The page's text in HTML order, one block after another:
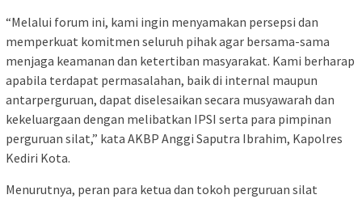
“Melalui forum ini, kami ingin menyamakan persepsi dan
memperkuat komitmen seluruh pihak agar bersama-sama
menjaga keamanan dan ketertiban masyarakat. Kami berharap
apabila terdapat permasalahan, baik di internal maupun
antarperguruan, dapat diselesaikan secara musyawarah dan
kekeluargaan dengan melibatkan IPSI serta para pimpinan
perguruan silat,” kata AKBP Anggi Saputra Ibrahim, Kapolres
Kediri Kota.
Menurutnya, peran para ketua dan tokoh perguruan silat